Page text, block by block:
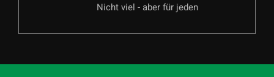
Nicht viel - aber für jeden